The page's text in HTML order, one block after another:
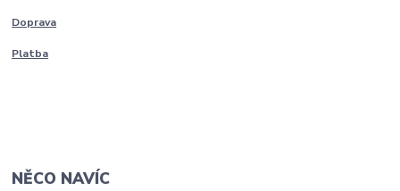
Doprava
Platba
NĚCO NAVÍC